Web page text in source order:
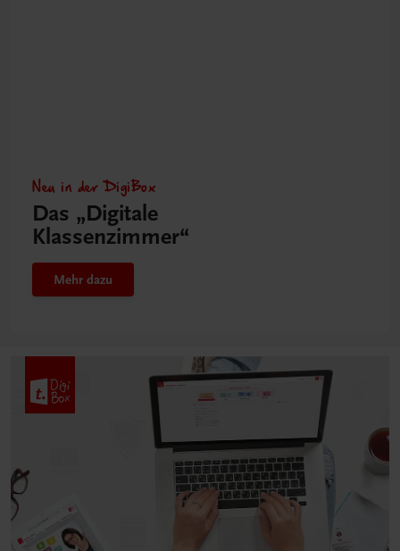
Neu in der DigiBox
Das „Digitale
Klassenzimmer“
Mehr dazu